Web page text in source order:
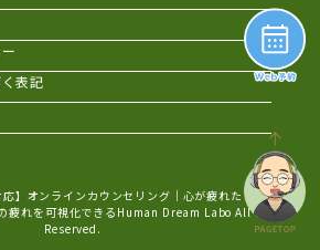
表記
応】オンラインカウンセリング｜心が疲れた・生きづ
疲れを可視化できるHuman Dream Labo All Rights
Reserved.